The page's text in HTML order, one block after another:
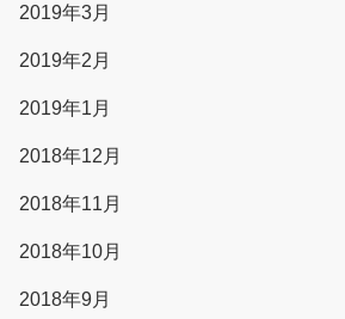
2019年3月
2019年2月
2019年1月
2018年12月
2018年11月
2018年10月
2018年9月